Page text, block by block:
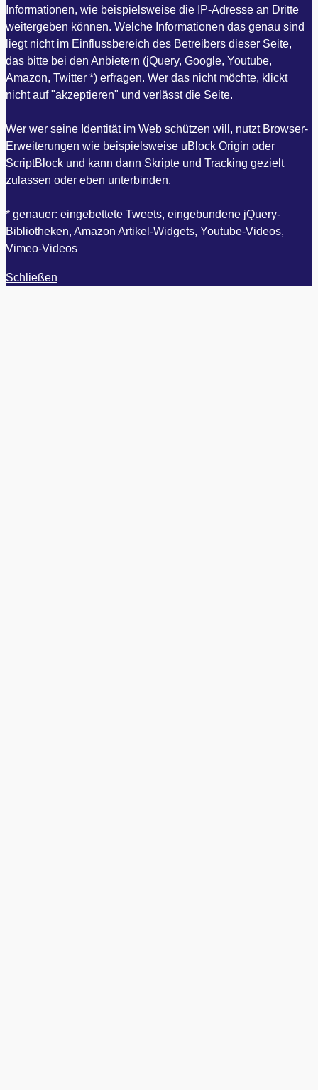
Informationen, wie beispielsweise die IP-Adresse an Dritte
weitergeben können. Welche Informationen das genau sind
liegt nicht im Einflussbereich des Betreibers dieser Seite,
das bitte bei den Anbietern (jQuery, Google, Youtube,
Amazon, Twitter *) erfragen. Wer das nicht möchte, klickt
nicht auf "akzeptieren" und verlässt die Seite.
Wer wer seine Identität im Web schützen will, nutzt Browser-
Erweiterungen wie beispielsweise uBlock Origin oder
ScriptBlock und kann dann Skripte und Tracking gezielt
zulassen oder eben unterbinden.
* genauer: eingebettete Tweets, eingebundene jQuery-
Bibliotheken, Amazon Artikel-Widgets, Youtube-Videos,
Vimeo-Videos
Schließen